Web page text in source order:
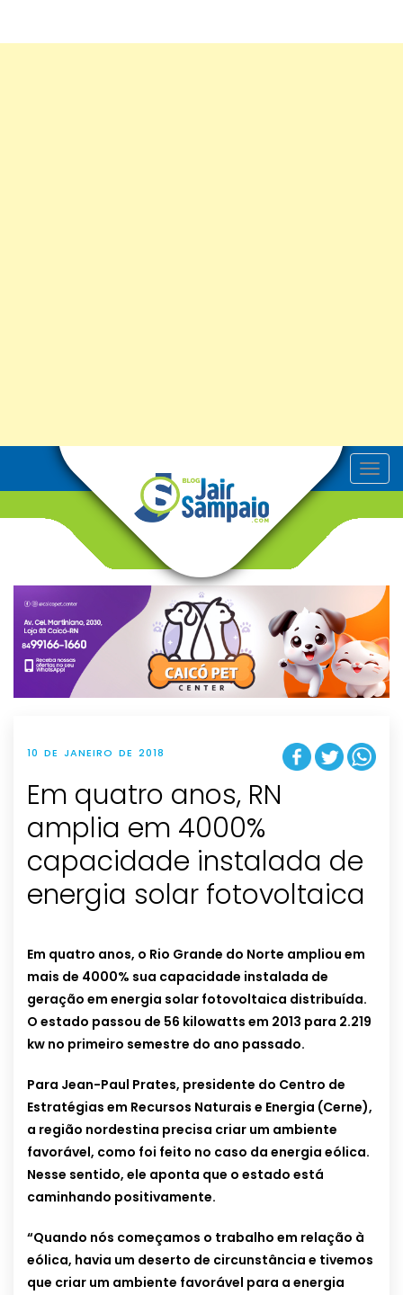
T
o
v
g
t
i
o
n
10 DE JANEIRO DE 2018
Em quatro anos, RN
amplia em 4000%
capacidade instalada de
energia solar fotovoltaica
Em quatro anos, o Rio Grande do Norte ampliou em
mais de 4000% sua capacidade instalada de
geração em energia solar fotovoltaica distribuída.
O estado passou de 56 kilowatts em 2013 para 2.219
kw no primeiro semestre do ano passado.
Para Jean-Paul Prates, presidente do Centro de
Estratégias em Recursos Naturais e Energia (Cerne),
a região nordestina precisa criar um ambiente
favorável, como foi feito no caso da energia eólica.
Nesse sentido, ele aponta que o estado está
caminhando positivamente.
“Quando nós começamos o trabalho em relação à
eólica, havia um deserto de circunstância e tivemos
que criar um ambiente favorável para a energia